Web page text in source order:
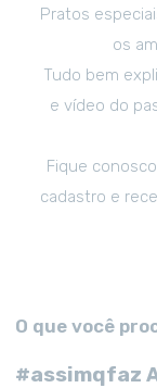
Pratos
os
Tudo bem
e vídeo do
Fique
cadastro e
O que você
#assimqfaz